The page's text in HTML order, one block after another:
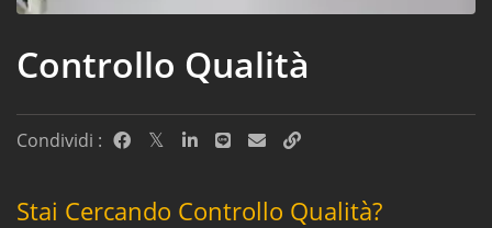
Controllo Qualità
Condividi :
Stai Cercando Controllo Qualità?